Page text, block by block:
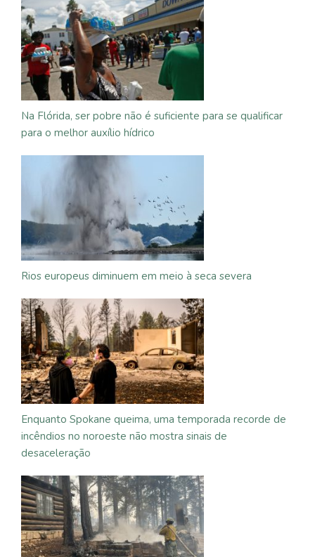
Na Flórida, ser pobre não é suficiente para se qualificar
para o melhor auxílio hídrico
Rios europeus diminuem em meio à seca severa
Enquanto Spokane queima, uma temporada recorde de
incêndios no noroeste não mostra sinais de
desaceleração